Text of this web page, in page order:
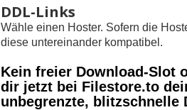
DDL-Links
Wähle einen Hoster. Sofern die
diese untereinander kompatibel.
Kein freier Download-Slot
dir jetzt bei Filestore.to
unbegrenzte, blitzschnelle